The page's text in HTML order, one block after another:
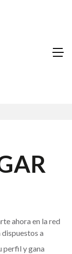
ahora en la red
a
perfil y gana